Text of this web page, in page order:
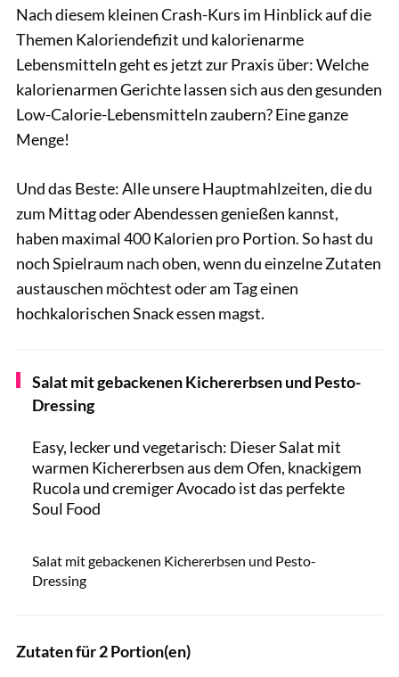
Nach diesem kleinen Crash-Kurs im Hinblick auf die
Themen Kaloriendefizit und kalorienarme
Lebensmitteln geht es jetzt zur Praxis über: Welche
kalorienarmen Gerichte lassen sich aus den gesunden
Low-Calorie-Lebensmitteln zaubern? Eine ganze
Menge!
Und das Beste: Alle unsere Hauptmahlzeiten, die du
zum Mittag oder Abendessen genießen kannst,
haben maximal 400 Kalorien pro Portion. So hast du
noch Spielraum nach oben, wenn du einzelne Zutaten
austauschen möchtest oder am Tag einen
hochkalorischen Snack essen magst.
Salat mit gebackenen Kichererbsen und Pesto-
Dressing
Easy, lecker und vegetarisch: Dieser Salat mit
warmen Kichererbsen aus dem Ofen, knackigem
Rucola und cremiger Avocado ist das perfekte
Soul Food
Salat mit gebackenen Kichererbsen und Pesto-
Dressing
Zutaten für 2 Portion(en)